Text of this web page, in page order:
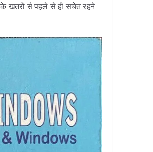
के खतरों से पहले से ही सचेत रहने